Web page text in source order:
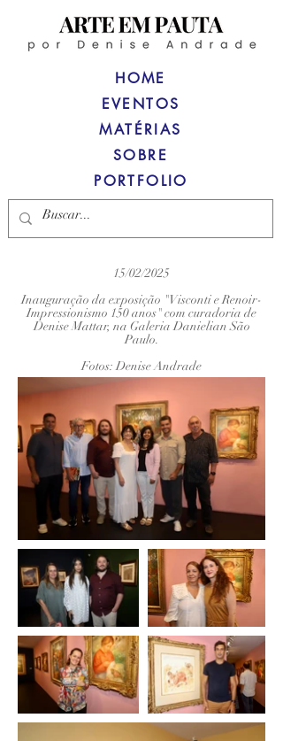
HOME
MATÉRIAS
SOBRE
PORTFOLIO
EVENTOS
15/02/2025
Inauguração da exposição "Visconti e Renoir-
Impressionismo 150 anos" com curadoria de
Denise Mattar, na Galeria Danielian São
Paulo.
Fotos: Denise Andrade